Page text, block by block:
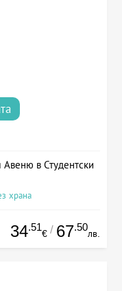
в Студентски
храна
34.51
€ / 67.50
лв.